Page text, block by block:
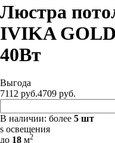
Люстра
IVIKA
40Вт
Выгода
7112 руб.4709 руб.
В наличии: более 5 шт
s освещения
до 18 м2